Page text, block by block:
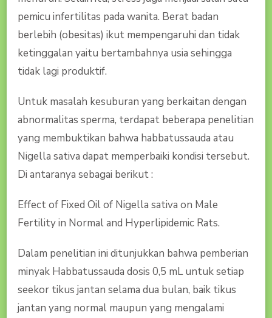
pemicu infertilitas pada wanita. Berat badan
berlebih (obesitas) ikut mempengaruhi dan tidak
ketinggalan yaitu bertambahnya usia sehingga
tidak lagi produktif.
Untuk masalah kesuburan yang berkaitan dengan
abnormalitas sperma, terdapat beberapa penelitian
yang membuktikan bahwa habbatussauda atau
Nigella sativa dapat memperbaiki kondisi tersebut.
Di antaranya sebagai berikut :
Effect of Fixed Oil of Nigella sativa on Male
Fertility in Normal and Hyperlipidemic Rats.
Dalam penelitian ini ditunjukkan bahwa pemberian
minyak Habbatussauda dosis 0,5 mL untuk setiap
seekor tikus jantan selama dua bulan, baik tikus
jantan yang normal maupun yang mengalami